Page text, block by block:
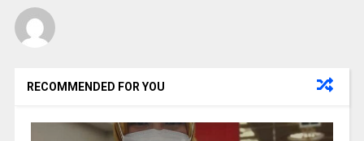
RECOMMENDED FOR YOU